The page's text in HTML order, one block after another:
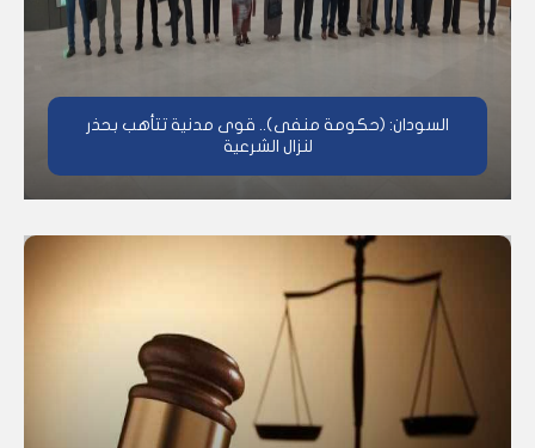
السودان: (حكومة منفى).. قوى مدنية تتأهب بحذر
لنزال الشرعية